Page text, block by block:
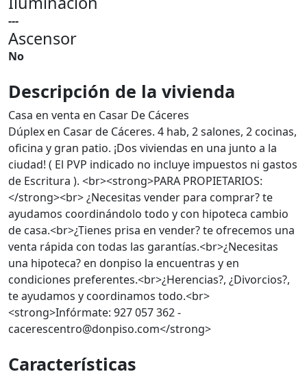
---
Ascensor
No
Descripción de la vivienda
Casa en venta en Casar De Cáceres
Dúplex en Casar de Cáceres. 4 hab, 2 salones, 2 cocinas,
oficina y gran patio. ¡Dos viviendas en una junto a la
ciudad! ( El PVP indicado no incluye impuestos ni gastos
de Escritura ). <br><strong>PARA PROPIETARIOS:
</strong><br> ¿Necesitas vender para comprar? te
ayudamos coordinándolo todo y con hipoteca cambio
de casa.<br>¿Tienes prisa en vender? te ofrecemos una
venta rápida con todas las garantías.<br>¿Necesitas
una hipoteca? en donpiso la encuentras y en
condiciones preferentes.<br>¿Herencias?, ¿Divorcios?,
te ayudamos y coordinamos todo.<br>
<strong>Infórmate: 927 057 362 -
cacerescentro@donpiso.com</strong>
Características